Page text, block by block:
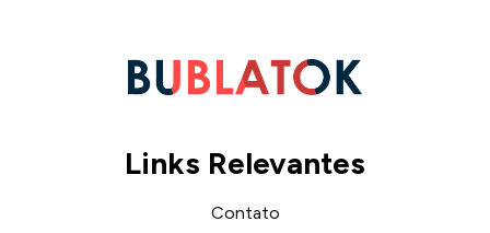
Links Relevantes
Contato